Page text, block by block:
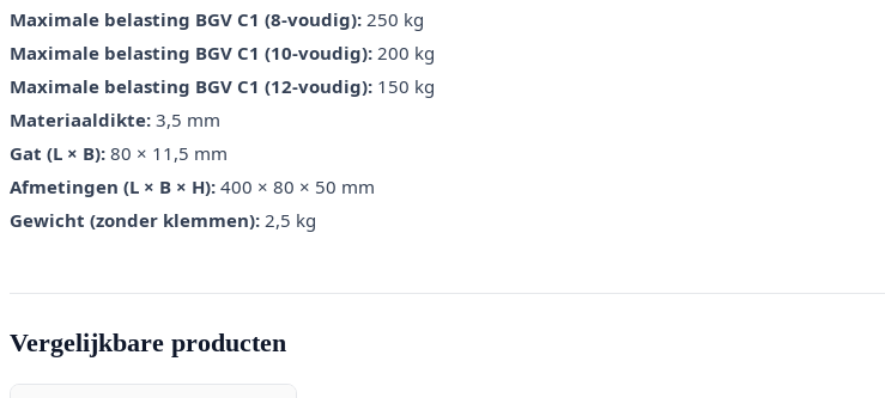
Maximale belasting BGV C1 (8-voudig): 250 kg
Maximale belasting BGV C1 (10-voudig): 200 kg
Maximale belasting BGV C1 (12-voudig): 150 kg
Materiaaldikte: 3,5 mm
Gat (L × B): 80 × 11,5 mm
Afmetingen (L × B × H): 400 × 80 × 50 mm
Gewicht (zonder klemmen): 2,5 kg
Vergelijkbare producten